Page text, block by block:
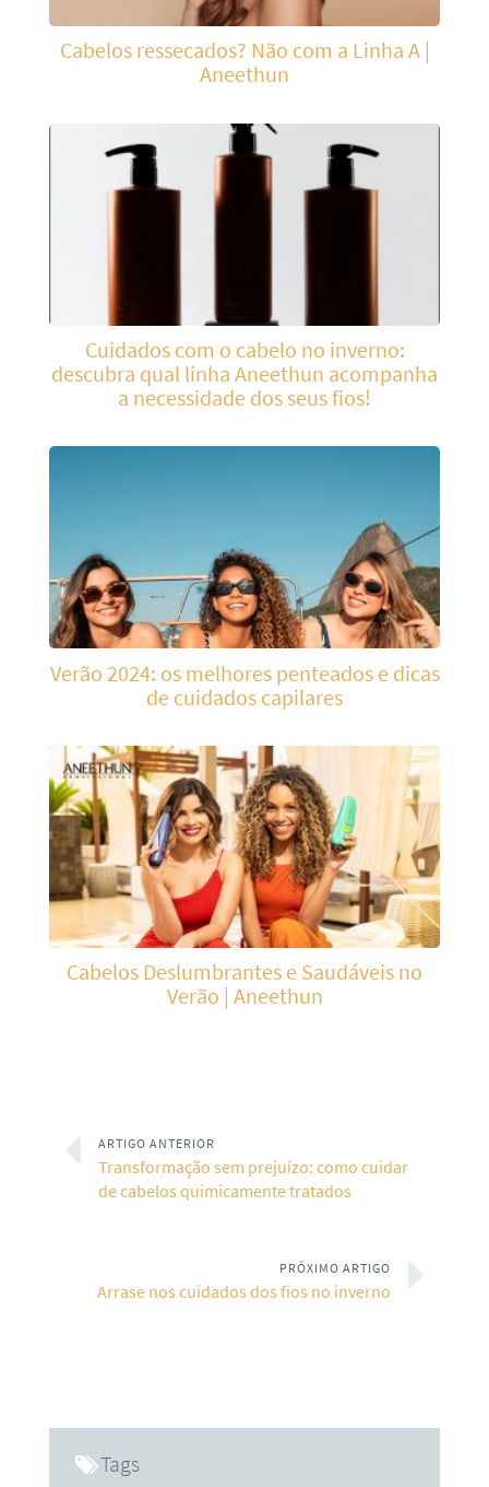
Cabelos ressecados? Não com a Linha A |
Aneethun
Cuidados com o cabelo no inverno:
descubra qual linha Aneethun acompanha
a necessidade dos seus fios!
Verão 2024: os melhores penteados e dicas
de cuidados capilares
Cabelos Deslumbrantes e Saudáveis no
Verão | Aneethun
ARTIGO ANTERIOR
Transformação sem prejuízo: como cuidar
de cabelos quimicamente tratados
PRÓXIMO ARTIGO
Arrase nos cuidados dos fios no inverno
Tags